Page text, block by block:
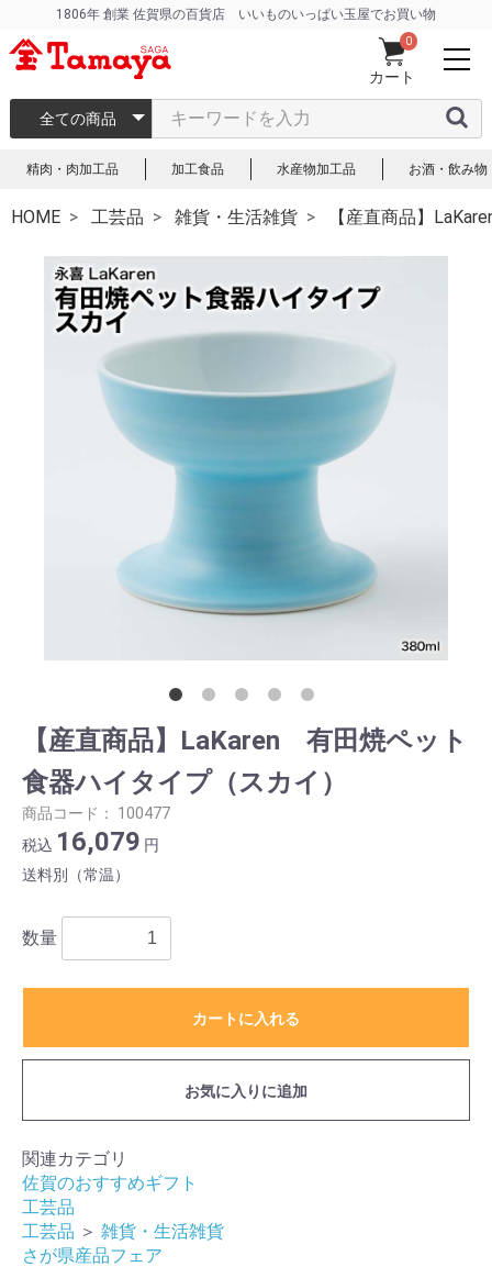
1806年 創業 佐賀県の百貨店 いいものいっぱい玉屋でお買い物
カート
0
全ての商品
精肉・肉加工品 加工食品 水産物加工品 お酒・飲み物
HOME 工芸品 雑貨・生活雑貨 【産直商品】
【産直商品】LaKaren 有田焼ペット
食器ハイタイプ（スカイ）
商品コード： 100477
税込 16,079 円
送料別（常温）
数量
カートに入れる
お気に入りに追加
関連カテゴリ
佐賀のおすすめギフト
工芸品
工芸品 ＞ 雑貨・生活雑貨
さが県産品フェア